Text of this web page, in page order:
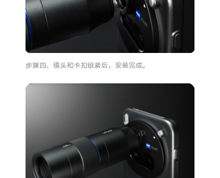
步骤四、镜头和卡扣锁紧后，安装完成。